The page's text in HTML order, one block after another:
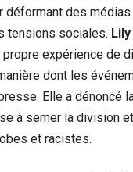
déformant des
tensions sociales.
expérience de
dont les
Elle a dénoncé
à semer la division
et racistes.